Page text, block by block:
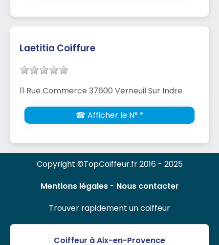
Laetitia Coiffure
11 Rue Commerce 37600 Verneuil Sur Indre
☎ Afficher le N° *
Copyright ©TopCoiffeur.fr 2016 - 2025
Mentions légales- Nous contacter
Trouver rapidement un coiffeur
Coiffeur à Aix-en-Provence